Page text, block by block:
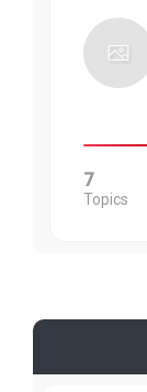
7
Topics